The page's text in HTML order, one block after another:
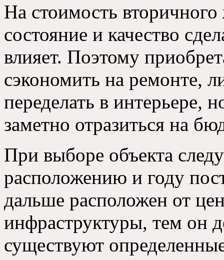
На стоимость
состояние и качество
влияет. Поэтому
сэкономить на ремонте,
переделать в интерьере,
заметно отразиться на
При выборе объекта
расположению и году
дальше расположен от
инфраструктуры, тем он
существуют